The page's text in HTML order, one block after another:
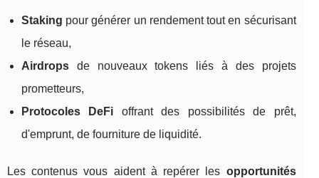
Staking pour générer un rendement tout en sécurisant
le réseau,
Airdrops de nouveaux tokens liés à des projets
prometteurs,
Protocoles DeFi offrant des possibilités de prêt,
d'emprunt, de fourniture de liquidité.
Les contenus vous aident à repérer les opportunités